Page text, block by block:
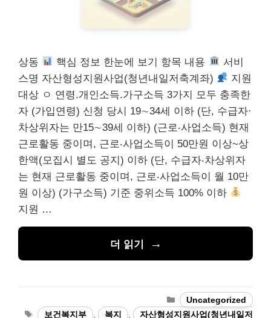
상동 핵심 정보 한눈에 보기 항목 내용
서비
스명 자산형성지원사업(청년내일저축계좌)
지원
대상 ㅇ 연령.개인소득.가구소득 3가지 모두 충족한
자 (가입연령) 신청 당시 19∼34세 이하 (단, 수급자·
차상위자는 만15∼39세 이하) (근로‧사업소득) 현재
근로활동 중이며, 근로‧사업소득이 50만원 이상~상
한액(모집시 별도 공지) 이하 (단, 수급자‧차상위자
는 현재 근로활동 중이며, 근로‧사업소득이 월 10만
원 이상) (가구소득) 기준 중위소득 100% 이하
지원 …
더 읽기
카
테
Uncategorized
태 보건복지부 복지 자산형성지원사업(청년내일저